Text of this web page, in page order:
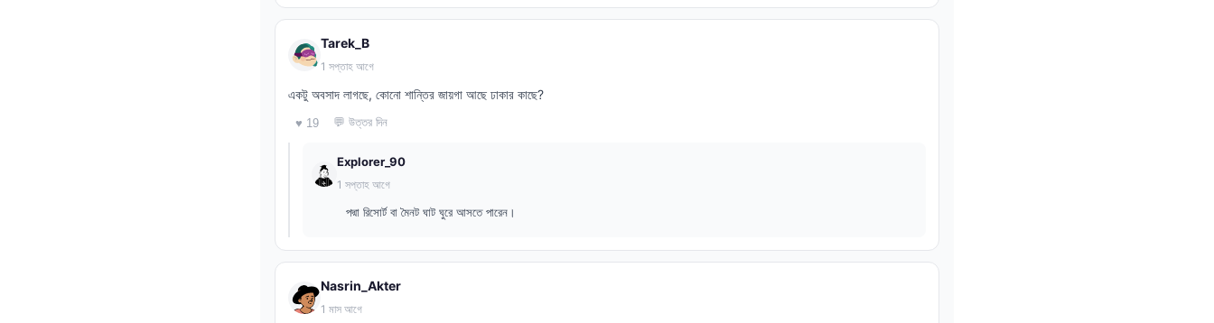
Tarek_B
1 সপ্তাহ আগে
একটু অবসাদ লাগছে, কোনো শান্তির জায়গা আছে ঢাকার কাছে?
♥ 19 💬 উত্তর দিন
Explorer_90
1 সপ্তাহ আগে
পদ্মা রিসোর্ট বা মৈনট ঘাট ঘুরে আসতে পারেন।
Nasrin_Akter
1 মাস আগে